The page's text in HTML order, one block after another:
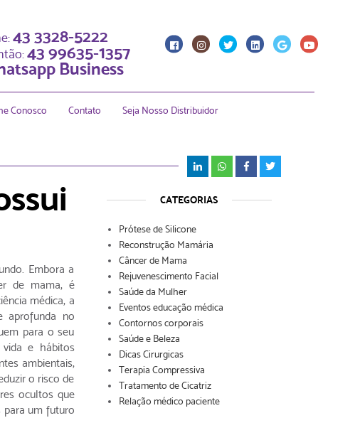
43 3328-5222
43 99635-1357
Business
Conosco Contato Seja Nosso Distribuidor
Embora a
de mama, é
médica, a
aprofunda no
para o seu
e hábitos
ambientais,
o risco de
ocultos que
para um futuro
CATEGORIAS
Prótese de Silicone
Reconstrução Mamária
Câncer de Mama
Rejuvenescimento Facial
Saúde da Mulher
Eventos educação médica
Contornos corporais
Saúde e Beleza
Dicas Cirurgicas
Terapia Compressiva
Tratamento de Cicatriz
Relação médico paciente